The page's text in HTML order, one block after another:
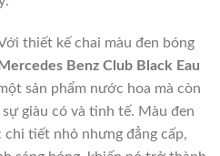
thiết kế chai màu đen bóng
Mercedes Benz Club Black Eau
sản phẩm nước hoa mà còn
giàu có và tinh tế. Màu đen
tiết nhỏ nhưng đẳng cấp,